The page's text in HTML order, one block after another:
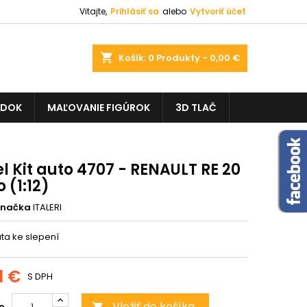
Vitajte, Prihlásiť sa alebo Vytvoriť účet
shopping_cart Košík: 0 Produkty - 0,00 €
MAĽOVANIE FIGÚROK 3D TLAČ
Kit auto 4707 - RENAULT RE 20
(1:12)
ITALERI
ke slepení
€ S DPH